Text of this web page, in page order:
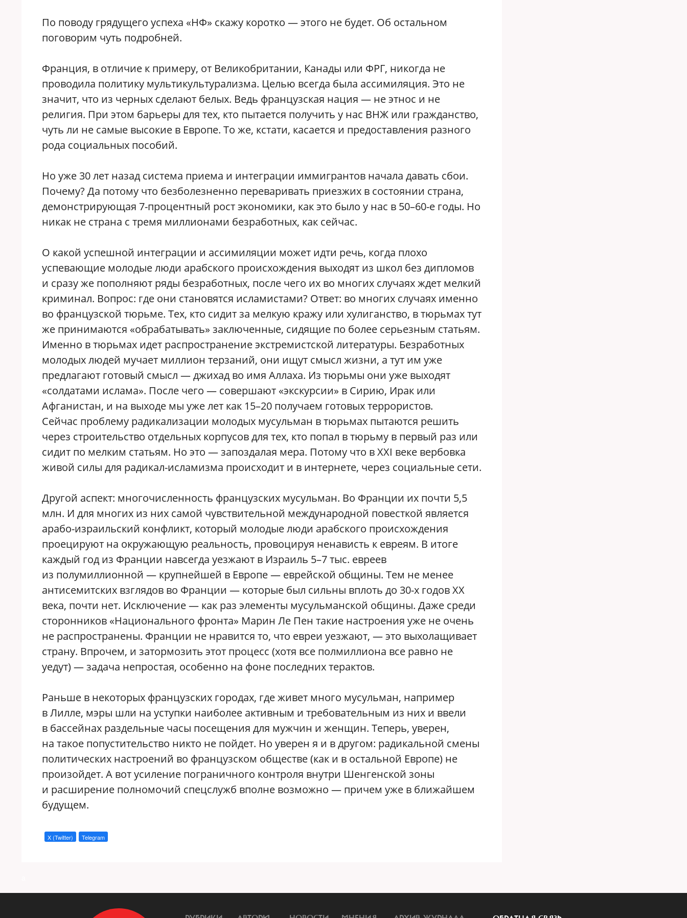
По поводу грядущего успеха «НФ» скажу коротко — этого не будет. Об остальном
поговорим чуть подробней.
Франция, в отличие к примеру, от Великобритании, Канады или ФРГ, никогда не
проводила политику мультикультурализма. Целью всегда была ассимиляция. Это не
значит, что из черных сделают белых. Ведь французская нация — не этнос и не
религия. При этом барьеры для тех, кто пытается получить у нас ВНЖ или гражданство,
чуть ли не самые высокие в Европе. То же, кстати, касается и предоставления разного
рода социальных пособий.
Но уже 30 лет назад система приема и интеграции иммигрантов начала давать сбои.
Почему? Да потому что безболезненно переваривать приезжих в состоянии страна,
демонстрирующая 7-процентный рост экономики, как это было у нас в 50–60-е годы. Но
никак не страна с тремя миллионами безработных, как сейчас.
О какой успешной интеграции и ассимиляции может идти речь, когда плохо
успевающие молодые люди арабского происхождения выходят из школ без дипломов
и сразу же пополняют ряды безработных, после чего их во многих случаях ждет мелкий
криминал. Вопрос: где они становятся исламистами? Ответ: во многих случаях именно
во французской тюрьме. Тех, кто сидит за мелкую кражу или хулиганство, в тюрьмах тут
же принимаются «обрабатывать» заключенные, сидящие по более серьезным статьям.
Именно в тюрьмах идет распространение экстремистской литературы. Безработных
молодых людей мучает миллион терзаний, они ищут смысл жизни, а тут им уже
предлагают готовый смысл — джихад во имя Аллаха. Из тюрьмы они уже выходят
«солдатами ислама». После чего — совершают «экскурсии» в Сирию, Ирак или
Афганистан, и на выходе мы уже лет как 15–20 получаем готовых террористов.
Сейчас проблему радикализации молодых мусульман в тюрьмах пытаются решить
через строительство отдельных корпусов для тех, кто попал в тюрьму в первый раз или
сидит по мелким статьям. Но это — запоздалая мера. Потому что в XXI веке вербовка
живой силы для радикал-исламизма происходит и в интернете, через социальные сети.
Другой аспект: многочисленность французских мусульман. Во Франции их почти 5,5
млн. И для многих из них самой чувствительной международной повесткой является
арабо-израильский конфликт, который молодые люди арабского происхождения
проецируют на окружающую реальность, провоцируя ненависть к евреям. В итоге
каждый год из Франции навсегда уезжают в Израиль 5–7 тыс. евреев
из полумиллионной — крупнейшей в Европе — еврейской общины. Тем не менее
антисемитских взглядов во Франции — которые был сильны вплоть до 30-х годов XX
века, почти нет. Исключение — как раз элементы мусульманской общины. Даже среди
сторонников «Национального фронта» Марин Ле Пен такие настроения уже не очень
не распространены. Франции не нравится то, что евреи уезжают, — это выхолащивает
страну. Впрочем, и затормозить этот процесс (хотя все полмиллиона все равно не
уедут) — задача непростая, особенно на фоне последних терактов.
Раньше в некоторых французских городах, где живет много мусульман, например
в Лилле, мэры шли на уступки наиболее активным и требовательным из них и ввели
в бассейнах раздельные часы посещения для мужчин и женщин. Теперь, уверен,
на такое попустительство никто не пойдет. Но уверен я и в другом: радикальной смены
политических настроений во французском обществе (как и в остальной Европе) не
произойдет. А вот усиление пограничного контроля внутри Шенгенской зоны
и расширение полномочий спецслужб вполне возможно — причем уже в ближайшем
будущем.
X (Twitter) Telegram